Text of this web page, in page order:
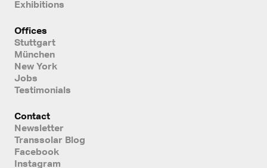
Exhibitions
Offices
Stuttgart
München
New York
Jobs
Testimonials
Contact
Newsletter
Transsolar Blog
Facebook
Instagram